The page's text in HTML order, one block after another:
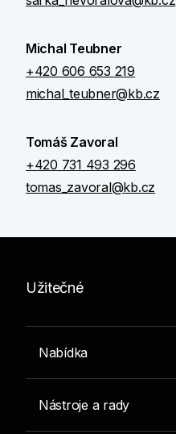
Michal Teubner
+420 606 653 219
michal_teubner@kb.cz
Tomáš Zavoral
+420 731 493 296
tomas_zavoral@kb.cz
Užitečné
Nabídka
Nástroje a rady